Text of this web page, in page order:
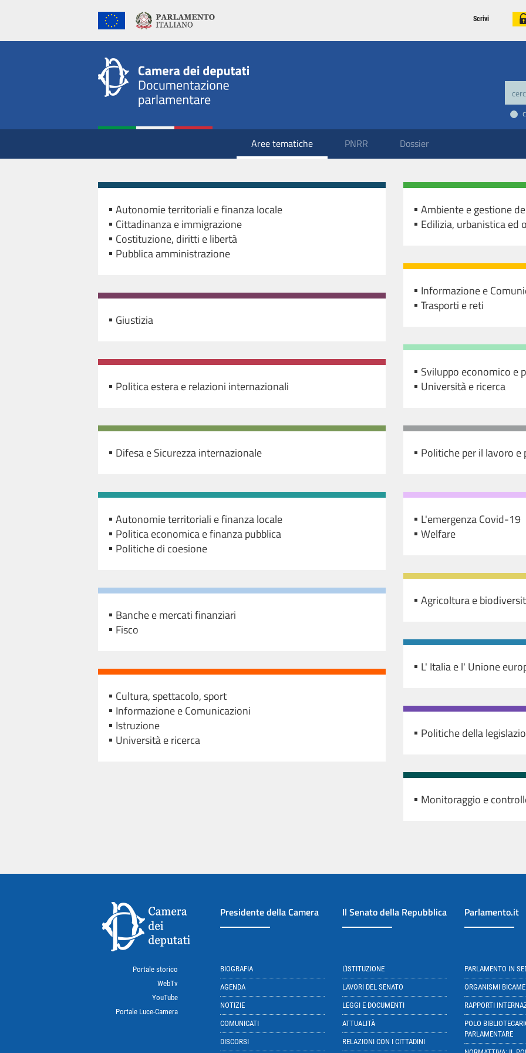
Scrivi
Aree tematiche PNRR Dossier
Autonomie territoriali e finanza locale
Cittadinanza e immigrazione
Costituzione, diritti e libertà
Pubblica amministrazione
Giustizia
Politica estera e relazioni internazionali
Difesa e Sicurezza internazionale
Autonomie territoriali e finanza locale
Politica economica e finanza pubblica
Politiche di coesione
Banche e mercati finanziari
Fisco
Cultura, spettacolo, sport
Informazione e Comunicazioni
Istruzione
Università e ricerca
Ambiente e gestione
Edilizia, urbanistica ed
Informazione e
Trasporti e reti
Sviluppo economico e
Università e ricerca
Politiche per il lavoro e
L'emergenza Covid-19
Welfare
Agricoltura e
L' Italia e l' Unione
Politiche della
Monitoraggio e
Portale storico
WebTv
YouTube
Portale Luce-Camera
Presidente della Camera
BIOGRAFIA
AGENDA
NOTIZIE
COMUNICATI
DISCORSI
Il Senato della Repubblica
L'ISTITUZIONE
LAVORI DEL SENATO
LEGGI E DOCUMENTI
ATTUALITÀ
RELAZIONI CON I CITTADINI
Parlamento.it
PARLAMENTO IN
ORGANISMI
RAPPORTI
POLO
PARLAMENTARE